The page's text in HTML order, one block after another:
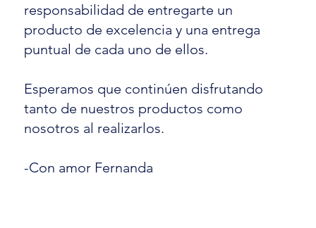
responsabilidad de entregarte un
producto de excelencia y una entrega
puntual de cada uno de ellos.
Esperamos que continúen disfrutando
tanto de nuestros productos como
nosotros al realizarlos.
-Con amor Fernanda